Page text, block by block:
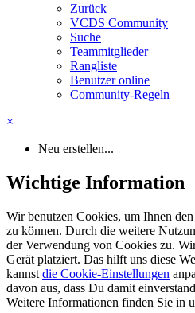
Zurück
VCDS Community
Suche
Teammitglieder
Rangliste
Benutzer online
Community-Regeln
×
Neu erstellen...
Wichtige Information
Wir benutzen Cookies, um Ihnen
zu können. Durch die weitere
der Verwendung von Cookies zu.
Gerät platziert. Das hilft uns diese
kannst die Cookie-Einstellungen
davon aus, dass Du damit
Weitere Informationen finden Sie in